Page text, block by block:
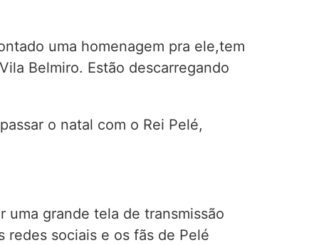
uma homenagem pra ele,tem
Belmiro. Estão descarregando
o natal com o Rei Pelé,
uma grande tela de transmissão
redes sociais e os fãs de Pelé